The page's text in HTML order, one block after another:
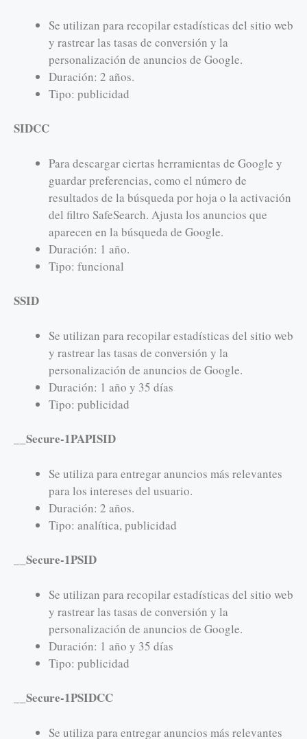
Se utilizan para recopilar estadísticas del sitio web
y rastrear las tasas de conversión y la
personalización de anuncios de Google.
Duración: 2 años.
Tipo: publicidad
SIDCC
Para descargar ciertas herramientas de Google y
guardar preferencias, como el número de
resultados de la búsqueda por hoja o la activación
del filtro SafeSearch. Ajusta los anuncios que
aparecen en la búsqueda de Google.
Duración: 1 año.
Tipo: funcional
SSID
Se utilizan para recopilar estadísticas del sitio web
y rastrear las tasas de conversión y la
personalización de anuncios de Google.
Duración: 1 año y 35 días
Tipo: publicidad
__Secure-1PAPISID
Se utiliza para entregar anuncios más relevantes
para los intereses del usuario.
Duración: 2 años.
Tipo: analítica, publicidad
__Secure-1PSID
Se utilizan para recopilar estadísticas del sitio web
y rastrear las tasas de conversión y la
personalización de anuncios de Google.
Duración: 1 año y 35 días
Tipo: publicidad
__Secure-1PSIDCC
Se utiliza para entregar anuncios más relevantes